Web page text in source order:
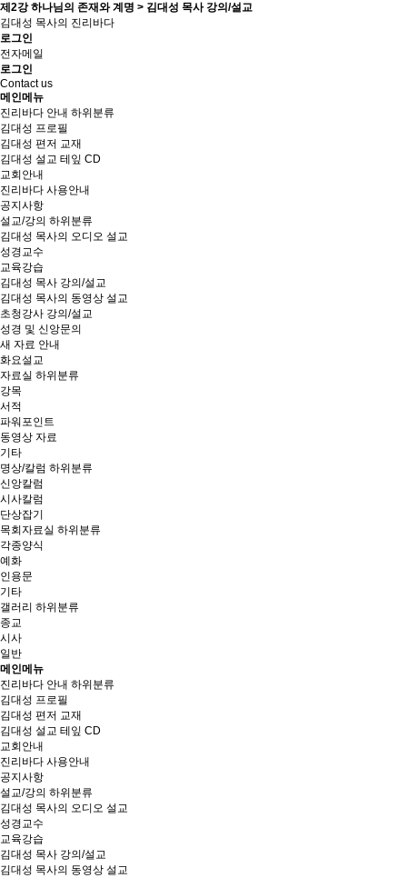
제2강 하나님의 존재와 계명 > 김대성 목사 강의/설교
김대성 목사의 진리바다
로그인
전자메일
로그인
Contact us
메인메뉴
진리바다 안내 하위분류
김대성 프로필
김대성 편저 교재
김대성 설교 테잎 CD
교회안내
진리바다 사용안내
공지사항
설교/강의 하위분류
김대성 목사의 오디오 설교
성경교수
교육강습
김대성 목사 강의/설교
김대성 목사의 동영상 설교
초청강사 강의/설교
성경 및 신앙문의
새 자료 안내
화요설교
자료실 하위분류
강목
서적
파워포인트
동영상 자료
기타
명상/칼럼 하위분류
신앙칼럼
시사칼럼
단상잡기
목회자료실 하위분류
각종양식
예화
인용문
기타
갤러리 하위분류
종교
시사
일반
메인메뉴
진리바다 안내 하위분류
김대성 프로필
김대성 편저 교재
김대성 설교 테잎 CD
교회안내
진리바다 사용안내
공지사항
설교/강의 하위분류
김대성 목사의 오디오 설교
성경교수
교육강습
김대성 목사 강의/설교
김대성 목사의 동영상 설교